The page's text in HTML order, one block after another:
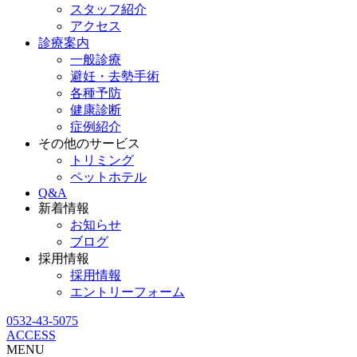
スタッフ紹介
アクセス
診療案内
一般診療
避妊・去勢手術
各種予防
健康診断
症例紹介
その他のサービス
トリミング
ペットホテル
Q&A
新着情報
お知らせ
ブログ
採用情報
採用情報
エントリーフォーム
0532-43-5075
ACCESS
MENU